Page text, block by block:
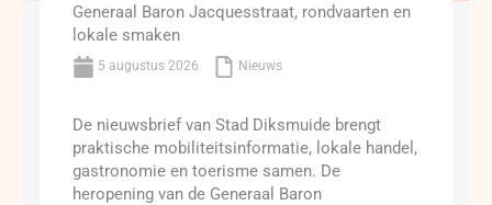
Generaal Baron Jacquesstraat, rondvaarten en
lokale smaken
5 augustus 2026 Nieuws
De nieuwsbrief van Stad Diksmuide brengt
praktische mobiliteitsinformatie, lokale handel,
gastronomie en toerisme samen. De
heropening van de Generaal Baron